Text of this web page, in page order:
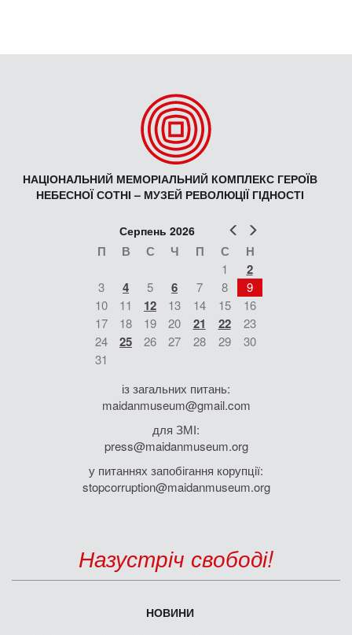
НАЦІОНАЛЬНИЙ МЕМОРІАЛЬНИЙ КОМПЛЕКС ГЕРОЇВ
НЕБЕСНОЇ СОТНІ – МУЗЕЙ РЕВОЛЮЦІЇ ГІДНОСТІ
Попер
Серпень 2026
П В С Ч П С Н
1 2
3 4 5 6 7 8
9
10
11 12 13 14 15
16
17
18 19 20 21 22
23
24
25 26 27 28 29
30
31
із загальних питань:
maidanmuseum@gmail.com
для ЗМІ:
press@maidanmuseum.org
у питаннях запобігання корупції:
stopcorruption@maidanmuseum.org
Назустріч свободі!
НОВИНИ